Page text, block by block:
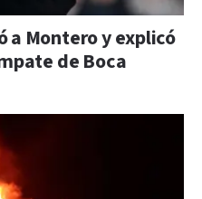
a Montero y explicó
de Boca